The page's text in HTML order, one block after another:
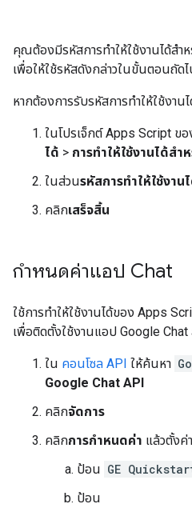
คุณต้องมีรหัสการทำให้ใช้งานได้สำ
เพื่อให้ใช้รหัสดังกล่าวในขั้นตอนถัดไ
หากต้องการรับรหัสการทำให้ใช้งาน
ในโปรเจ็กต์ Apps Script ข
ได้ > การทำให้ใช้งานได้สำ
ในส่วนรหัสการทำให้ใช้งาน
คลิกเสร็จสิ้น
กำหนดค่าแอป Chat
ใช้การทำให้ใช้งานได้ของ Apps
เพื่อติดตั้งใช้งานแอป Google
ใน คอนโซล API ให้ค้นหา
Google Chat API
คลิกจัดการ
คลิกการกำหนดค่า แล้วตั้งค่
ป้อน GE
ป้อน